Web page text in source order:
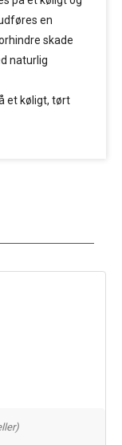
en
skade
naturlig
et køligt, tørt